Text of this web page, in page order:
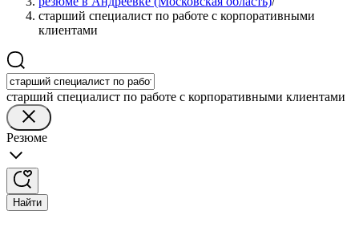
старший специалист по работе с корпоративными
клиентами
старший специалист по работе с корпоративными клиентами
Резюме
Найти